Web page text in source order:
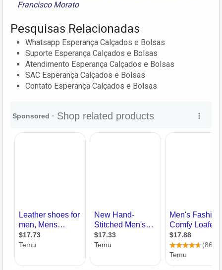
Francisco Morato
Pesquisas Relacionadas
Whatsapp Esperança Calçados e Bolsas
Suporte Esperança Calçados e Bolsas
Atendimento Esperança Calçados e Bolsas
SAC Esperança Calçados e Bolsas
Contato Esperança Calçados e Bolsas